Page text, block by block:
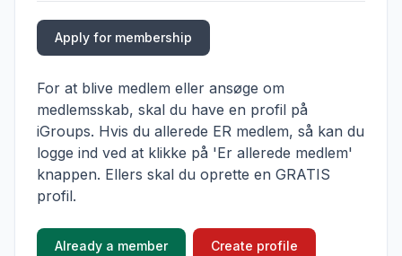
Apply for membership
For at blive medlem eller ansøge om
medlemsskab, skal du have en profil på
iGroups. Hvis du allerede ER medlem, så kan du
logge ind ved at klikke på 'Er allerede medlem'
knappen. Ellers skal du oprette en GRATIS
profil.
Already a member Create profile